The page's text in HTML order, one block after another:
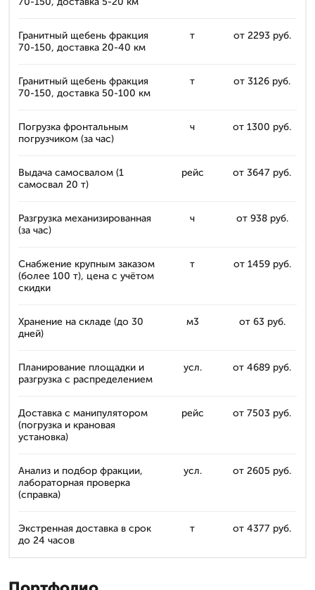
Гранитный щебень фракция
70-150, доставка 20-40 км
т от 2293 руб.
Гранитный щебень фракция
70-150, доставка 50-100 км
т от 3126 руб.
Погрузка фронтальным
погрузчиком (за час)
ч от 1300 руб.
Выдача самосвалом (1
самосвал 20 т)
рейс от 3647 руб.
Разгрузка механизированная
(за час)
ч от 938 руб.
Снабжение крупным заказом
(более 100 т), цена с учётом
скидки
т от 1459 руб.
Хранение на складе (до 30
дней)
м3 от 63 руб.
Планирование площадки и
разгрузка с распределением
усл. от 4689 руб.
Доставка с манипулятором
(погрузка и крановая
установка)
рейс от 7503 руб.
Анализ и подбор фракции,
лабораторная проверка
(справка)
усл. от 2605 руб.
Экстренная доставка в срок
до 24 часов
т от 4377 руб.